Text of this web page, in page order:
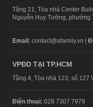
Tầng 21, Tòa nhà Center
Nguyễn Huy Tưởng, phường
Email: contact@afamily.vn |
VPĐD TẠI TP.HCM
Tầng 4, Tòa nhà 123, số 127
Điện thoại: 028 7307 7979